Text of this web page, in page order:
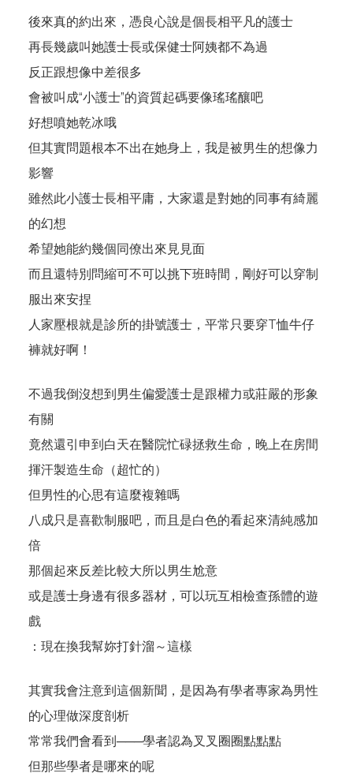
後來真的約出來，憑良心說是個長相平凡的護士
再長幾歲叫她護士長或保健士阿姨都不為過
反正跟想像中差很多
會被叫成“小護士”的資質起碼要像瑤瑤釀吧
好想噴她乾冰哦
但其實問題根本不出在她身上，我是被男生的想像力
影響
雖然此小護士長相平庸，大家還是對她的同事有綺麗
的幻想
希望她能約幾個同僚出來見見面
而且還特別問縮可不可以挑下班時間，剛好可以穿制
服出來安捏
人家壓根就是診所的掛號護士，平常只要穿T恤牛仔
褲就好啊！
不過我倒沒想到男生偏愛護士是跟權力或莊嚴的形象
有關
竟然還引申到白天在醫院忙碌拯救生命，晚上在房間
揮汗製造生命（超忙的）
但男性的心思有這麼複雜嗎
八成只是喜歡制服吧，而且是白色的看起來清純感加
倍
那個起來反差比較大所以男生尬意
或是護士身邊有很多器材，可以玩互相檢查孫體的遊
戲
：現在換我幫妳打針溜～這樣
其實我會注意到這個新聞，是因為有學者專家為男性
的心理做深度剖析
常常我們會看到───學者認為叉叉圈圈點點點
但那些學者是哪來的呢